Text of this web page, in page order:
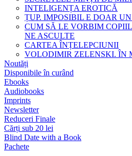
INTELIGENȚA EROTICĂ
ȚUP. IMPOSIBIL E DOAR
CUM SĂ LE VORBIM
NE ASCULTE
CARTEA ÎNȚELEPCIUNII
VOLODIMIR ZELENSKI. ÎN
Noutăți
Disponibile în curând
Ebooks
Audiobooks
Imprints
Newsletter
Reduceri Finale
Cărți sub 20 lei
Blind Date with a Book
Pachete